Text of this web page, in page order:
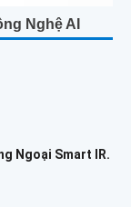
Nghệ AI
Ngoại Smart IR.